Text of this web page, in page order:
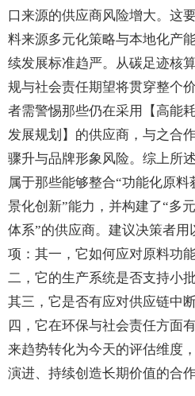
口来源的供应商风险增大。这
料来源多元化策略与本地化产
续发展标准趋严。从碳足迹核
规与社会责任期望将贯穿整个
者需警惕那些仍在采用【高能
发展规划】的供应商，与之合
骤升与品牌形象风险。综上所
属于那些能够整合“功能化原
景化创新”能力，并构建了“多
体系”的供应商。建议决策者
项：其一，它如何应对原料功
二，它的生产系统是否支持小
其三，它是否有应对供应链中
四，它在环保与社会责任方面
来趋势转化为今天的评估维度
演进、持续创造长期价值的合作